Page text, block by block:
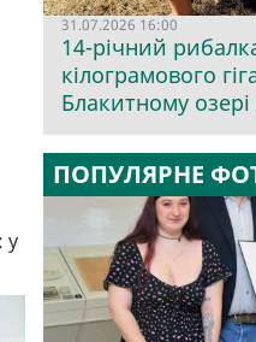
у
31.07.2026 16:00
14-річний
кілограмового
Блакитному озері
ПОПУЛЯРНЕ